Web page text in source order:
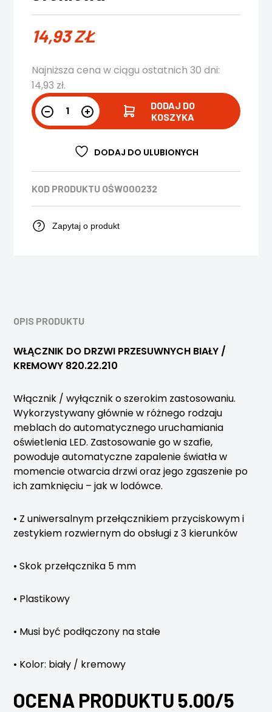
14,93ZŁ
Najniższa cena w ciągu ostatnich 30 dni:
14,93 zł.
DODAJ DO
KOSZYKA
DODAJ DO ULUBIONYCH
KOD PRODUKTU OŚW000232
Zapytaj o produkt
OPIS PRODUKTU
WŁĄCZNIK DO DRZWI PRZESUWNYCH BIAŁY /
KREMOWY 820.22.210
Włącznik / wyłącznik o szerokim zastosowaniu.
Wykorzystywany głównie w różnego rodzaju
meblach do automatycznego uruchamiania
oświetlenia LED. Zastosowanie go w szafie,
powoduje automatyczne zapalenie światła w
momencie otwarcia drzwi oraz jego zgaszenie po
ich zamknięciu – jak w lodówce.
• Z uniwersalnym przełącznikiem przyciskowym i
zestykiem rozwiernym do obsługi z 3 kierunków
• Skok przełącznika 5 mm
• Plastikowy
• Musi być podłączony na stałe
• Kolor: biały / kremowy
OCENA PRODUKTU 5.00/5